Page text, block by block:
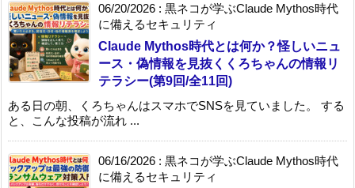
06/20/2026 : 黒ネコが学ぶClaude Mythos時代
に備えるセキュリティ
Claude Mythos時代とは何か？怪しいニュ
ース・偽情報を見抜くくろちゃんの情報リ
テラシー(第9回/全11回)
ある日の朝、くろちゃんはスマホでSNSを見ていました。 する
と、こんな投稿が流れ ...
06/16/2026 : 黒ネコが学ぶClaude Mythos時代
に備えるセキュリティ